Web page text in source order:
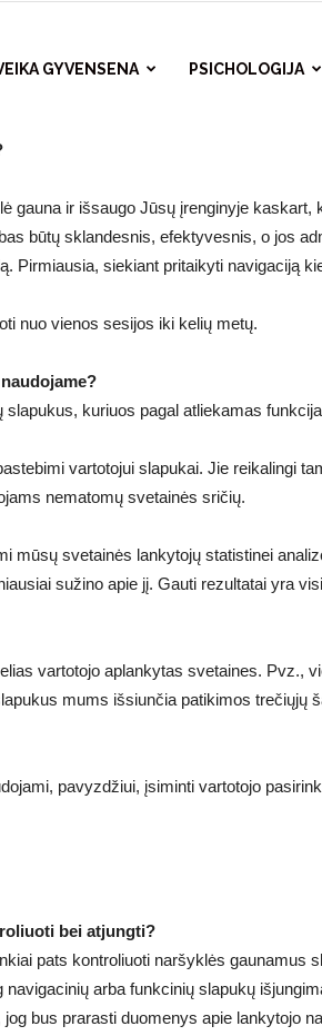
GYVENSENA PSICHOLOGIJA
gauna ir išsaugo Jūsų įrenginyje kaskart,
būtų sklandesnis, efektyvesnis, o jos
Pirmiausia, siekiant pritaikyti navigaciją
nuo vienos sesijos iki kelių metų.
kuriuos pagal atliekamas
vartotojui slapukai. Jie reikalingi
nematomų svetainės sričių.
mūsų svetainės lankytojų statistinei
sužino apie jį. Gauti rezultatai yra
vartotojo aplankytas svetaines. Pvz.,
mums išsiunčia patikimos
pavyzdžiui, įsiminti vartotojo
bei atjungti?
pats kontroliuoti naršyklės gaunamus
arba funkcinių slapukų
bus prarasti duomenys apie lankytojo